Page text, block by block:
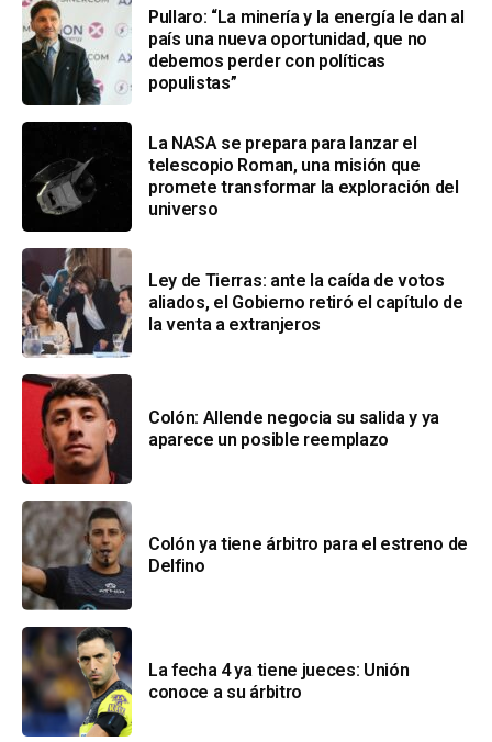
Pullaro: “La minería y la energía le dan al
país una nueva oportunidad, que no
debemos perder con políticas
populistas”
La NASA se prepara para lanzar el
telescopio Roman, una misión que
promete transformar la exploración del
universo
Ley de Tierras: ante la caída de votos
aliados, el Gobierno retiró el capítulo de
la venta a extranjeros
Colón: Allende negocia su salida y ya
aparece un posible reemplazo
Colón ya tiene árbitro para el estreno de
Delfino
La fecha 4 ya tiene jueces: Unión
conoce a su árbitro